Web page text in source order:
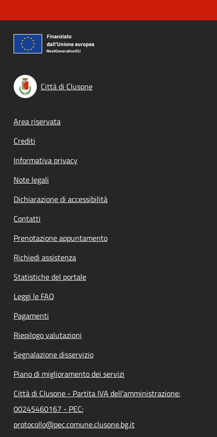
Città di Clusone
Footer menu
Area riservata
Crediti
Informativa privacy
Note legali
Dichiarazione di accessibilità
Contatti
Prenotazione appuntamento
Richiedi assistenza
Statistiche del portale
Leggi le FAQ
Pagamenti
Riepilogo valutazioni
Segnalazione disservizio
Piano di miglioramento dei servizi
Città di Clusone - Partita IVA dell'amministrazione:
00245460167 - PEC:
protocollo@pec.comune.clusone.bg.it